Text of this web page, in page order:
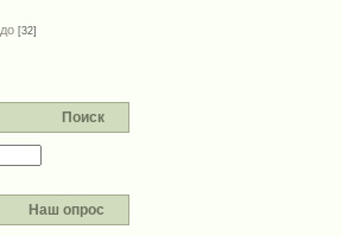
[32]
Поиск
Наш опрос